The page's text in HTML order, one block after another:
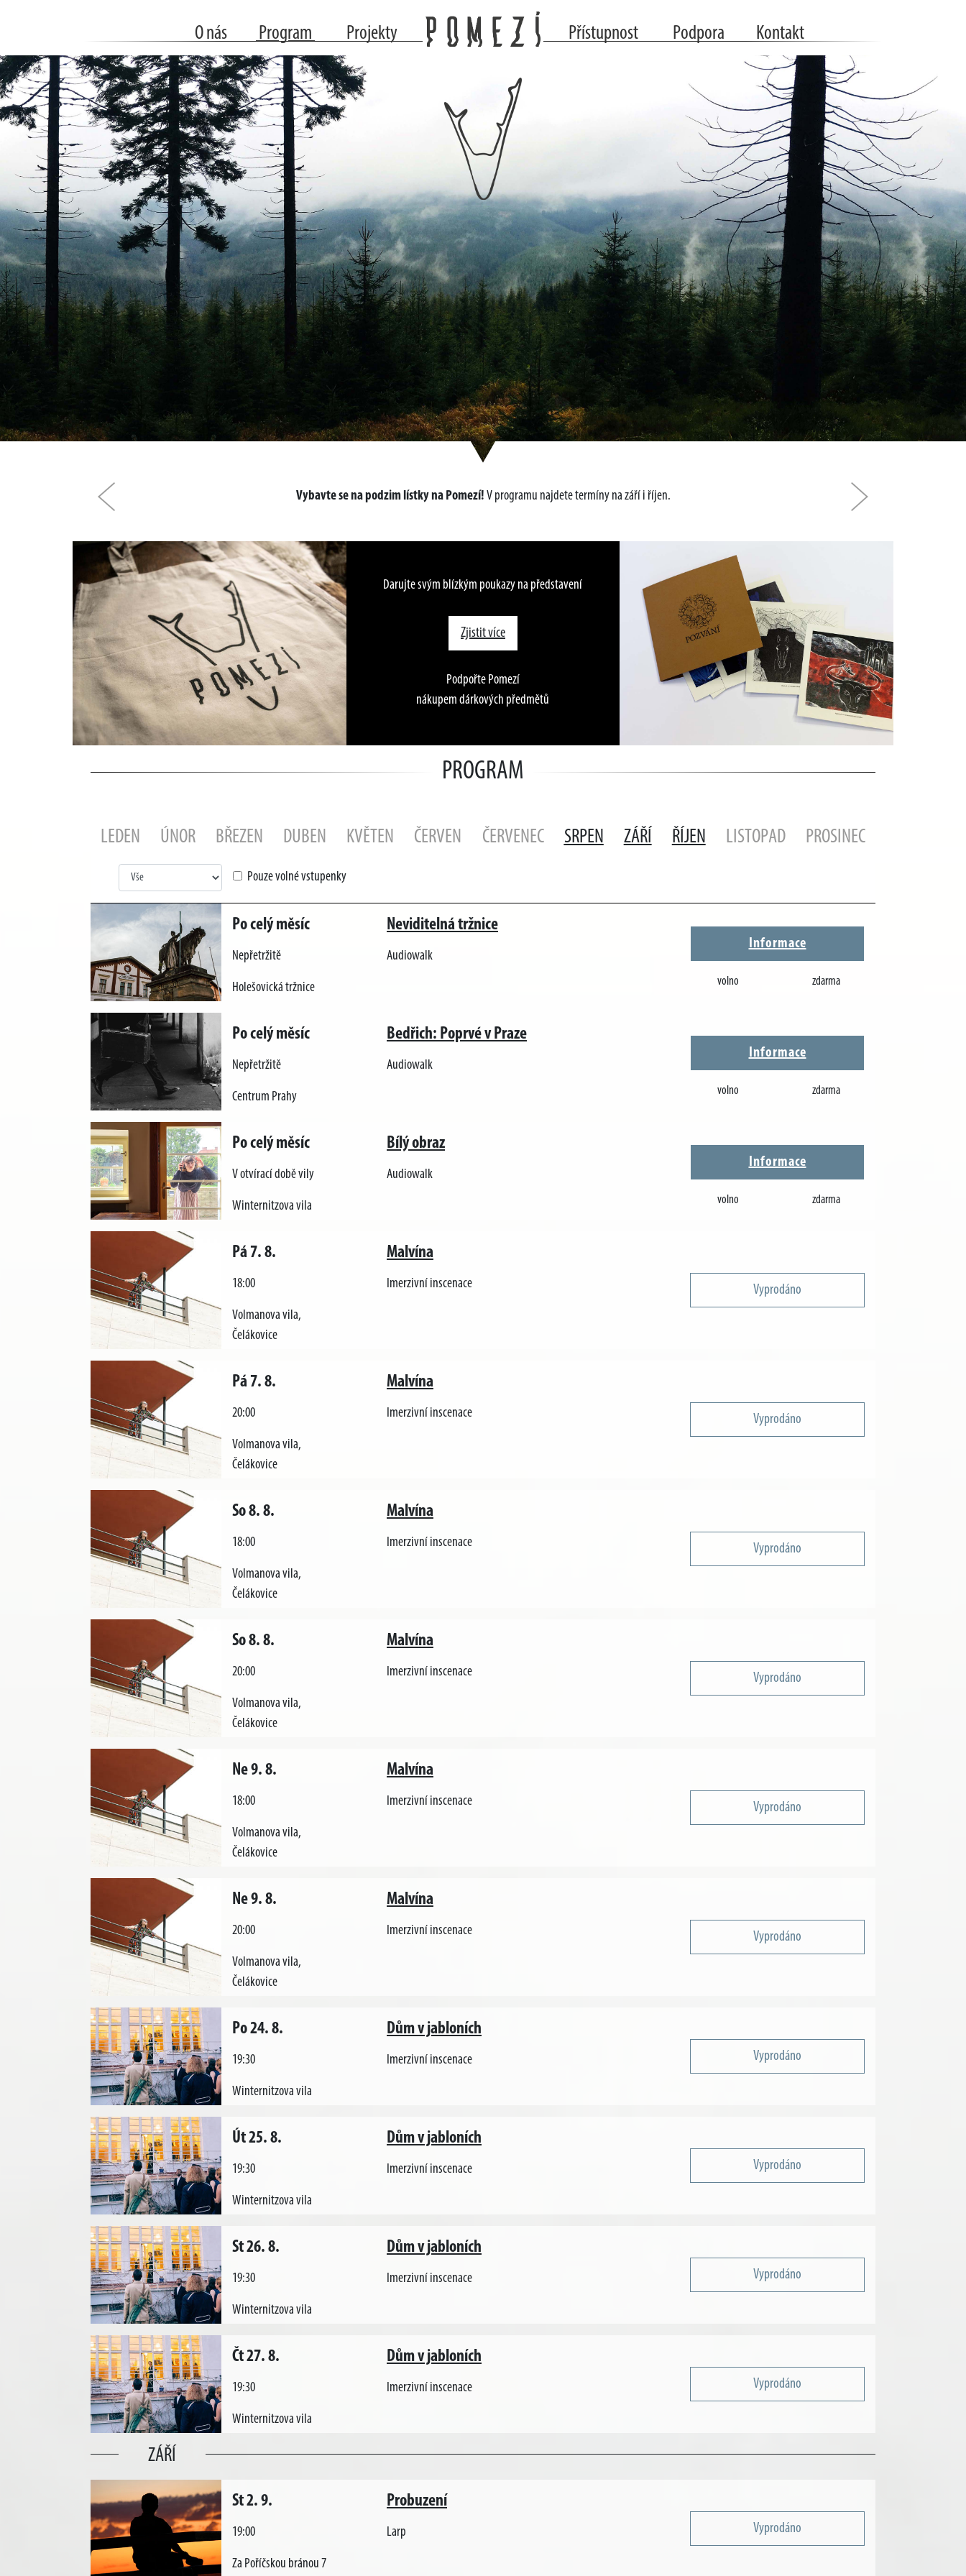
O nás Program Projekty Přístupnost Podpora Kontakt
Předchozí
Vybavte se na podzim lístky na Pomezí! V programu najdete termíny na září i říjen.
Darujte svým blízkým poukazy na představení
Zjistit více
Podpořte Pomezí
nákupem dárkových předmětů
PROGRAM
LEDEN ÚNOR BŘEZEN DUBEN KVĚTEN ČERVEN ČERVENEC SRPEN ZÁŘÍ ŘÍJEN LISTOPAD PROSINEC
Pouze volné vstupenky
Po celý měsíc
Nepřetržitě
Holešovická tržnice
Neviditelná tržnice
Audiowalk
Informace
volno zdarma
Po celý měsíc
Nepřetržitě
Centrum Prahy
Bedřich: Poprvé v Praze
Audiowalk
Informace
volno zdarma
Po celý měsíc
V otvírací době vily
Winternitzova vila
Bílý obraz
Audiowalk
Informace
volno zdarma
Pá 7. 8.
18:00
Volmanova vila,
Čelákovice
Malvína
Imerzivní inscenace Vyprodáno
Pá 7. 8.
20:00
Volmanova vila,
Čelákovice
Malvína
Imerzivní inscenace Vyprodáno
So 8. 8.
18:00
Volmanova vila,
Čelákovice
Malvína
Imerzivní inscenace Vyprodáno
So 8. 8.
20:00
Volmanova vila,
Čelákovice
Malvína
Imerzivní inscenace Vyprodáno
Ne 9. 8.
18:00
Volmanova vila,
Čelákovice
Malvína
Imerzivní inscenace Vyprodáno
Ne 9. 8.
20:00
Volmanova vila,
Čelákovice
Malvína
Imerzivní inscenace Vyprodáno
Po 24. 8.
19:30
Winternitzova vila
Dům v jabloních
Imerzivní inscenace Vyprodáno
Út 25. 8.
19:30
Winternitzova vila
Dům v jabloních
Imerzivní inscenace Vyprodáno
St 26. 8.
19:30
Winternitzova vila
Dům v jabloních
Imerzivní inscenace Vyprodáno
Čt 27. 8.
19:30
Winternitzova vila
Dům v jabloních
Imerzivní inscenace Vyprodáno
ZÁŘÍ
St 2. 9.
19:00
Za Poříčskou bránou 7
Probuzení
Larp Vyprodáno